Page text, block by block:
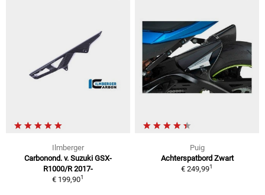
Ilmberger
Carbonond. v. Suzuki GSX-
R1000/R 2017-
€ 199,901
Puig
Achterspatbord Zwart
€ 249,991